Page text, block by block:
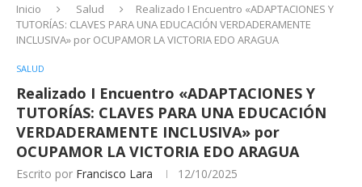
Inicio Salud
Realizado I Encuentro «ADAPTACIONES Y
TUTORÍAS: CLAVES PARA UNA EDUCACIÓN VERDADERAMENTE
INCLUSIVA» por OCUPAMOR LA VICTORIA EDO ARAGUA
SALUD
Realizado I Encuentro «ADAPTACIONES Y
TUTORÍAS: CLAVES PARA UNA EDUCACIÓN
VERDADERAMENTE INCLUSIVA» por
OCUPAMOR LA VICTORIA EDO ARAGUA
Escrito por Francisco Lara 12/10/2025